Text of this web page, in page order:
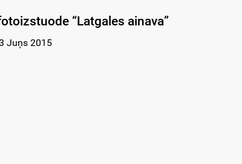
“Latgales ainava”
Juņs 2015